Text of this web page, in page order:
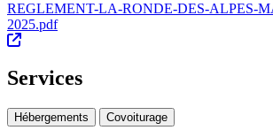
REGLEMENT-LA-RONDE-DES-ALPES-
2025.pdf
Services
Hébergements Covoiturage